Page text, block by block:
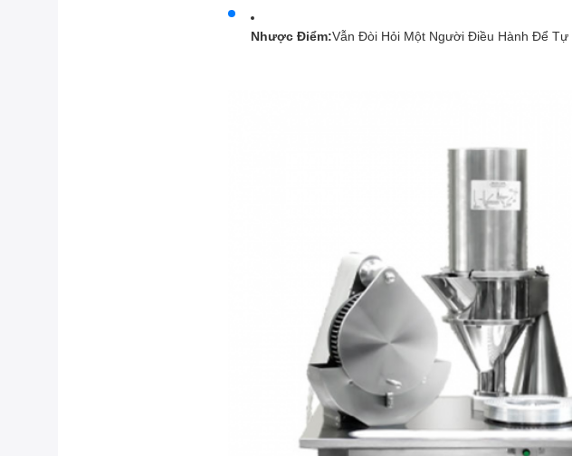
Nhược Điểm:Vẫn Đòi Hỏi Một Người Điều Hành Để Tự